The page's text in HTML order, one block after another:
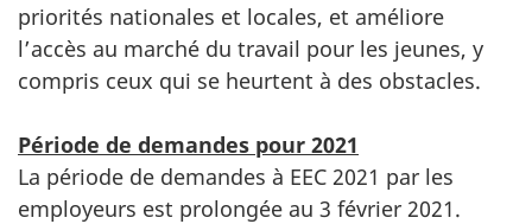
priorités nationales et locales, et améliore
l’accès au marché du travail pour les jeunes, y
compris ceux qui se heurtent à des obstacles.
Période de demandes pour 2021
La période de demandes à EEC 2021 par les
employeurs est prolongée au 3 février 2021.